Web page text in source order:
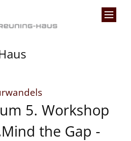
:
5. Workshop
the Gap -